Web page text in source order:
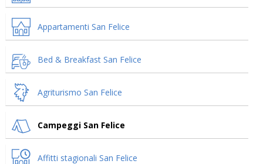
Appartamenti San Felice
Bed & Breakfast San Felice
Agriturismo San Felice
Campeggi San Felice
Affitti stagionali San Felice